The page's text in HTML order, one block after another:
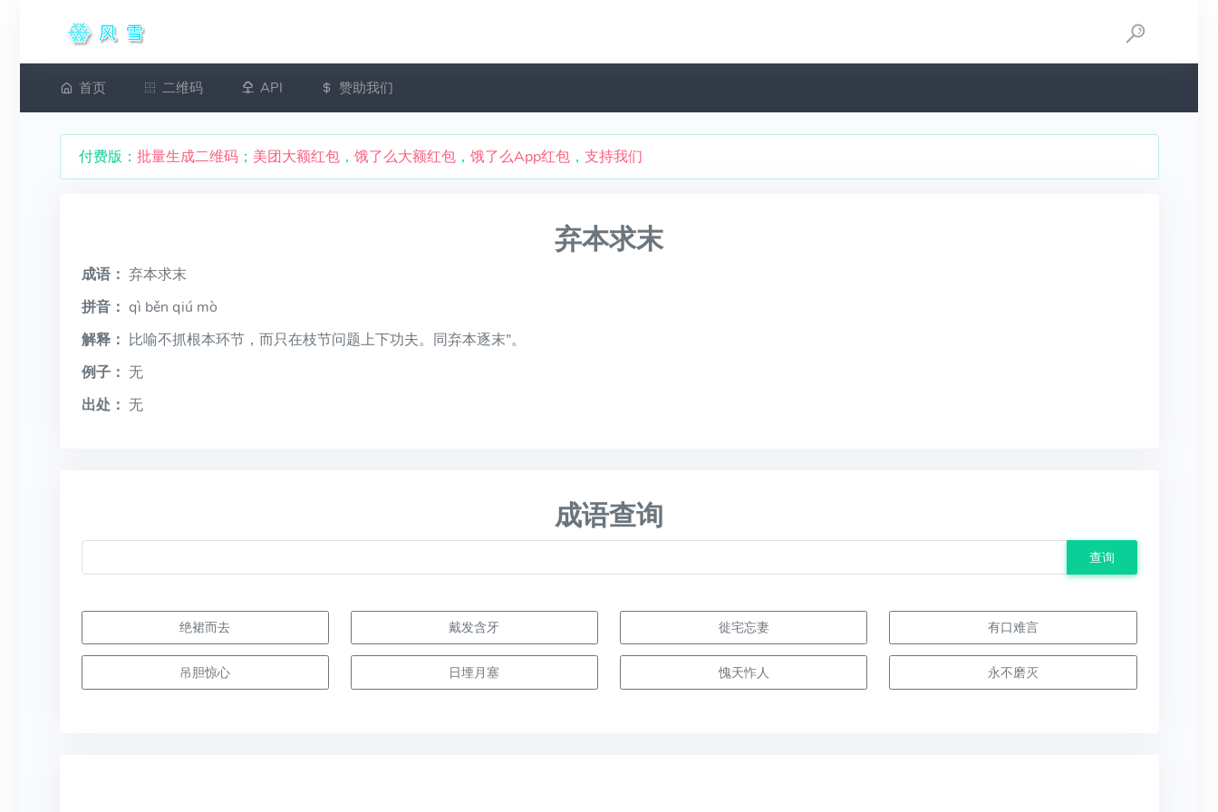
首页 二维码 API 赞助我们
付费版： 批量生成二维码； 美团大额红包， 饿了么大额红包， 饿了么App红包， 支持我们
弃本求末
成语： 弃本求末
拼音： qì běn qiú mò
解释： 比喻不抓根本环节，而只在枝节问题上下功夫。同弃本逐末”。
例子： 无
出处： 无
成语查询
查询
绝裙而去 戴发含牙 徙宅忘妻 有口难言
吊胆惊心 日堙月塞 愧天怍人 永不磨灭